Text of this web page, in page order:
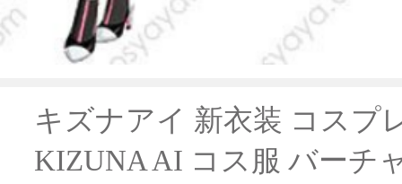
キズナアイ 新衣装 コスプ
KIZUNA AI コス服 バーチ